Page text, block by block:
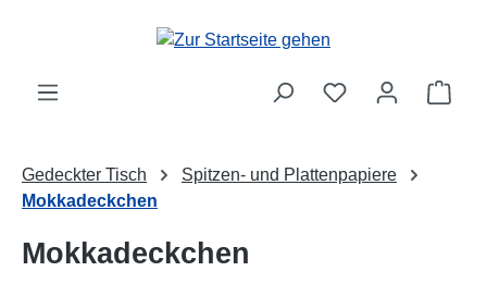
Zum Hauptinhalt springen
Gedeckter Tisch
Spitzen- und Plattenpapiere
Mokkadeckchen
Mokkadeckchen